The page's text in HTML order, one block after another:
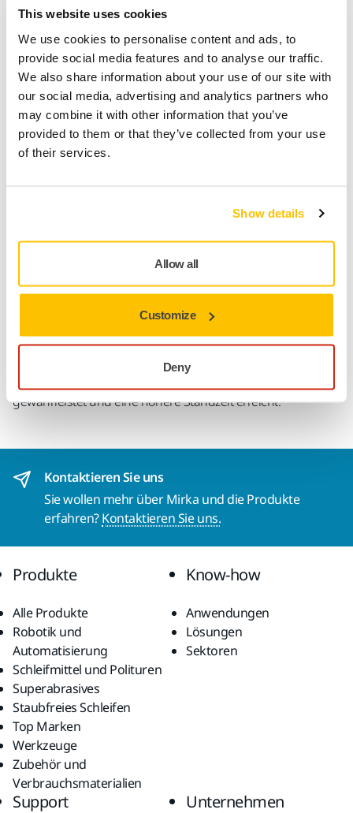
This website uses cookies
We use cookies to personalise content and ads, to
provide social media features and to analyse our traffic.
We also share information about your use of our site with
our social media, advertising and analytics partners who
may combine it with other information that you’ve
provided to them or that they’ve collected from your use
of their services.
Show details
Allow all
Customize
Deny
Kostenlose Lieferung ab 49,90 € inkl. MwSt.
Sichere Bezahlung per Kreditkarte
Sendungsverfolgung
Technische Eigenschaften
Downloads
Abranet setzt neue Maßstäbe in der Schleiftechnik und
ermöglicht nahezu staubfreies Schleifen. Das Produkt
wurde speziell für das Schleifen von Lacken, Kunststoffen,
weichem Aluminium, Weichholz etc. entwickelt. Durch die
gewährleistet und eine höhere Standzeit erreicht.
Kontaktieren Sie uns
Sie wollen mehr über Mirka und die Produkte
erfahren?Kontaktieren Sie uns.
Produkte
Alle Produkte
Robotik und
Automatisierung
Schleifmittel und Polituren
Superabrasives
Staubfreies Schleifen
Top Marken
Werkzeuge
Zubehör und
Verbrauchsmaterialien
Know-how
Anwendungen
Lösungen
Sektoren
Support Unternehmen